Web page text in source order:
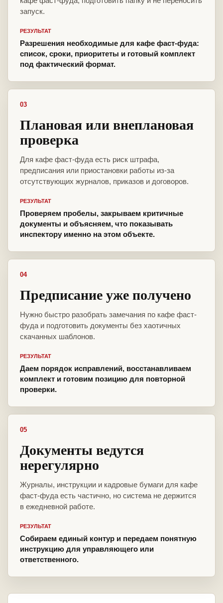
запуск.
РЕЗУЛЬТАТ
Разрешения необходимые для кафе фаст-фуда:
список, сроки, приоритеты и готовый комплект
под фактический формат.
03
Плановая или внеплановая
проверка
Для кафе фаст-фуда есть риск штрафа,
предписания или приостановки работы из-за
отсутствующих журналов, приказов и договоров.
РЕЗУЛЬТАТ
Проверяем пробелы, закрываем критичные
документы и объясняем, что показывать
инспектору именно на этом объекте.
04
Предписание уже получено
Нужно быстро разобрать замечания по кафе фаст-
фуда и подготовить документы без хаотичных
скачанных шаблонов.
РЕЗУЛЬТАТ
Даем порядок исправлений, восстанавливаем
комплект и готовим позицию для повторной
проверки.
05
Документы ведутся
нерегулярно
Журналы, инструкции и кадровые бумаги для кафе
фаст-фуда есть частично, но система не держится
в ежедневной работе.
РЕЗУЛЬТАТ
Собираем единый контур и передаем понятную
инструкцию для управляющего или
ответственного.